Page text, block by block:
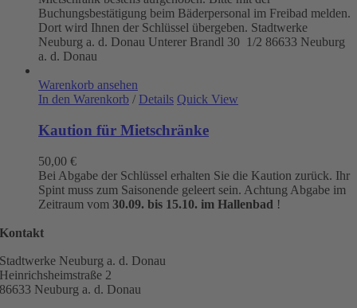
Buchungsbestätigung beim Bäderpersonal im Freibad melden.
Dort wird Ihnen der Schlüssel übergeben. Stadtwerke
Neuburg a. d. Donau Unterer Brandl 30 1/2 86633 Neuburg
a. d. Donau
Warenkorb ansehen
In den Warenkorb / Details Quick View
Kaution für Mietschränke
50,00 €
Bei Abgabe der Schlüssel erhalten Sie die Kaution zurück. Ihr
Spint muss zum Saisonende geleert sein. Achtung Abgabe im
Zeitraum vom 30.09. bis 15.10. im Hallenbad !
Kontakt
Stadtwerke Neuburg a. d. Donau
Heinrichsheimstraße 2
86633 Neuburg a. d. Donau